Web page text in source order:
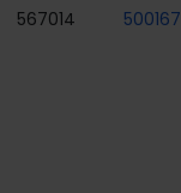
567014 500167